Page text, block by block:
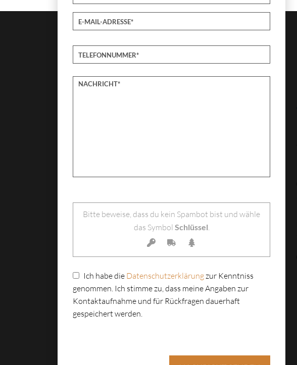
Bitte beweise, dass du kein Spambot bist und wähle
das Symbol Schlüssel.
Ich habe die Datenschutzerklärungzur Kenntniss
genommen. Ich stimme zu, dass meine Angaben zur
Kontaktaufnahme und für Rückfragen dauerhaft
gespeichert werden.